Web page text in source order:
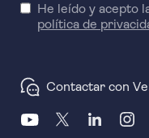
He leído y acepto
política de
Contactar con